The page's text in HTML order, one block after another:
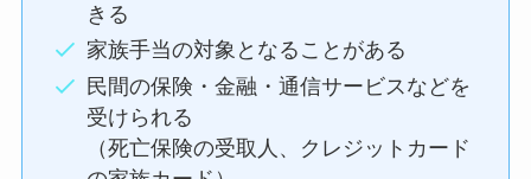
きる
家族手当の対象となることがある
民間の保険・金融・通信サービスなどを
受けられる
（死亡保険の受取人、クレジットカード